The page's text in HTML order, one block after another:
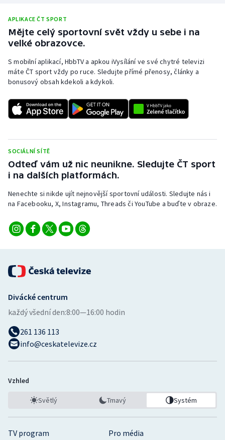
APLIKACE ČT SPORT
Mějte celý sportovní svět vždy u sebe i na
velké obrazovce.
S mobilní aplikací, HbbTV a apkou iVysílání ve své chytré televizi
máte ČT sport vždy po ruce. Sledujte přímé přenosy, články a
bonusový obsah kdekoli a kdykoli.
SOCIÁLNÍ SÍTĚ
Odteď vám už nic neunikne. Sledujte ČT sport
i na dalších platformách.
Nenechte si nikde ujít nejnovější sportovní události. Sledujte nás i
na Facebooku, X, Instagramu, Threads či YouTube a buďte v obraze.
TV program
Pro média
Divácké centrum
každý všední den:8:00—16:00 hodin
261 136 113
info@ceskatelevize.cz
Vzhled
Světlý Tmavý Systém